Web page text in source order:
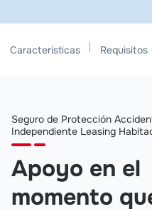
Características Requisitos
Seguro de Protección
Independiente Leasing
Apoyo en el
momento